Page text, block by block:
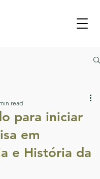
para iniciar
em
e História da
read